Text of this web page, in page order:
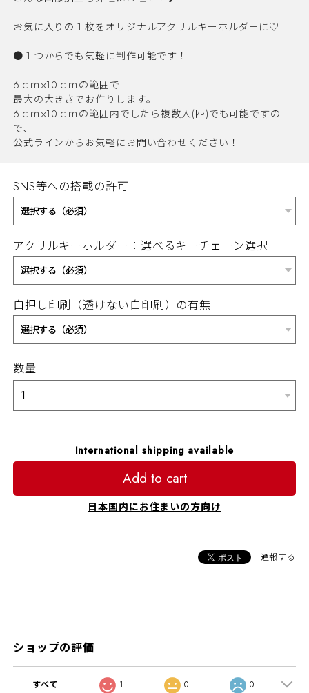
お気に入りの１枚をオリジナルアクリルキーホルダーに♡
●１つからでも気軽に制作可能です！
6ｃｍ×10ｃｍの範囲で
最大の大きさでお作りします。
6ｃｍ×10ｃｍの範囲内でしたら複数人(匹)でも可能ですの
で、
公式ラインからお気軽にお問い合わせください！
SNS等への搭載の許可
アクリルキーホルダー：選べるキーチェーン選択
白押し印刷（透けない白印刷）の有無
数量
International shipping available
Add to cart
日本国内にお住まいの方向け
通報する
ショップの評価
すべて 1 0 0